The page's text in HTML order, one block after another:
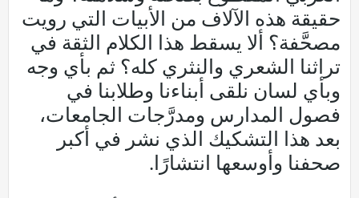
حقيقة هذه الآلاف من الأبيات التي رويت
مصحَّفة؟ ألا يسقط هذا الكلام الثقة في
تراثنا الشعري والنثري كله؟ ثم بأي وجه
وبأي لسان نلقى أبناءنا وطلابنا في
فصول المدارس ومدرَّجات الجامعات،
بعد هذا التشكيك الذي نشر في أكبر
صحفنا وأوسعها انتشارًا.